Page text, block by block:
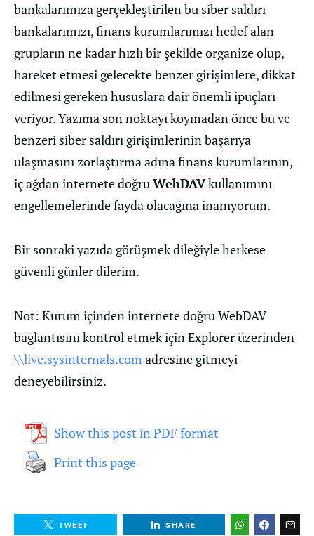
bankalarımıza gerçekleştirilen bu siber saldırı
bankalarımızı, finans kurumlarımızı hedef alan
grupların ne kadar hızlı bir şekilde organize olup,
hareket etmesi gelecekte benzer girişimlere, dikkat
edilmesi gereken hususlara dair önemli ipuçları
veriyor. Yazıma son noktayı koymadan önce bu ve
benzeri siber saldırı girişimlerinin başarıya
ulaşmasını zorlaştırma adına finans kurumlarının,
iç ağdan internete doğruWebDAVkullanımını
engellemelerinde fayda olacağına inanıyorum.
Bir sonraki yazıda görüşmek dileğiyle herkese
güvenli günler dilerim.
Not: Kurum içinden internete doğru WebDAV
bağlantısını kontrol etmek için Explorer üzerinden
\\live.sysinternals.com adresine gitmeyi
deneyebilirsiniz.
Show this post in PDF format
Print this page
TWEET SHARE